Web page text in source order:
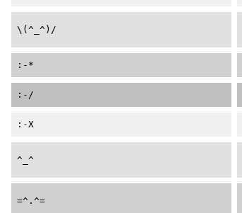
\(^_^)/
:-*
:-/
:-X
^_^
=^.^=